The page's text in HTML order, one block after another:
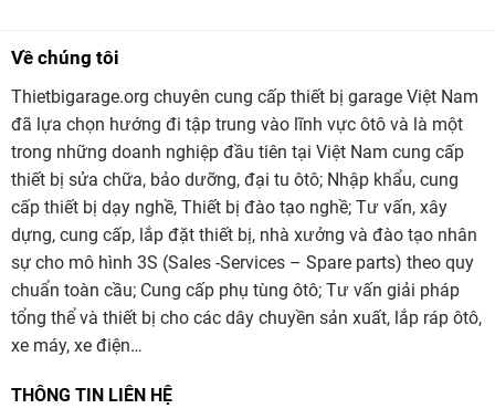
góc rộng hơn, chính xác hơn
Thông số kỹ thuật Máy chỉnh lái 3D Corghi Exact
Blacktech Plus XR
Độ chụm tổng phần: ± 20°
Độ chụm riêng phần: ± 10°
Góc Camber: ± 10°
Góc Caster: ± 30°
Góc King pin: ± 30°
Về chúng tôi
Thietbigarage.org chuyên cung cấp thiết bị garage Việt Nam
đã lựa chọn hướng đi tập trung vào lĩnh vực ôtô và là một
trong những doanh nghiệp đầu tiên tại Việt Nam cung cấp
thiết bị sửa chữa, bảo dưỡng, đại tu ôtô; Nhập khẩu, cung
cấp thiết bị dạy nghề, Thiết bị đào tạo nghề; Tư vấn, xây
dựng, cung cấp, lắp đặt thiết bị, nhà xưởng và đào tạo nhân
sự cho mô hình 3S (Sales -Services – Spare parts) theo quy
chuẩn toàn cầu; Cung cấp phụ tùng ôtô; Tư vấn giải pháp
tổng thể và thiết bị cho các dây chuyền sản xuất, lắp ráp ôtô,
xe máy, xe điện…
THÔNG TIN LIÊN HỆ